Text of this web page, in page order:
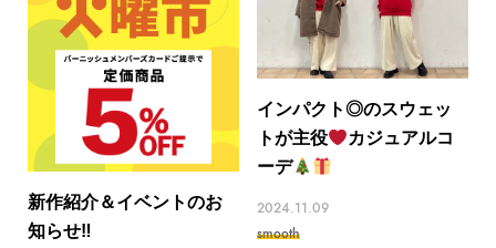
新作紹介＆イベントのお
知らせ‼︎
インパクト◎のスウェッ
トが主役
カジュアルコ
ーデ
2024.11.09
smooth